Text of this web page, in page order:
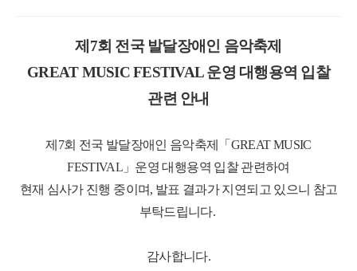
제7회 전국 발달장애인 음악축제
GREAT MUSIC FESTIVAL 운영 대행용역 입찰
관련 안내
제7회 전국 발달장애인 음악축제「GREAT MUSIC
FESTIVAL」운영 대행용역 입찰 관련하여
현재 심사가 진행 중이며, 발표 결과가 지연되고 있으니 참고
부탁드립니다.
감사합니다.